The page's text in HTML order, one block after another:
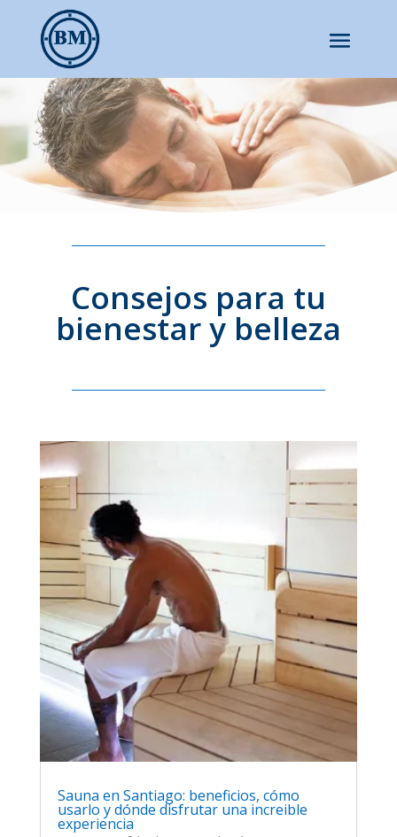
Consejos para tu
bienestar y belleza
Sauna en Santiago: beneficios, cómo
usarlo y dónde disfrutar una increible
experiencia